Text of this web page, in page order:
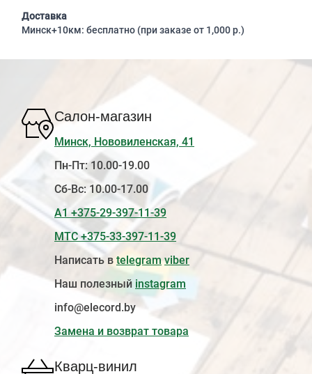
Доставка
Минск+10км: бесплатно (при заказе от 1,000 р.)
Салон-магазин
Минск, Нововиленская, 41
Пн-Пт: 10.00-19.00
Сб-Вс: 10.00-17.00
А1 +375-29-397-11-39
МТС +375-33-397-11-39
Написать в telegram viber
Наш полезный instagram
info@elecord.by
Замена и возврат товара
Кварц-винил